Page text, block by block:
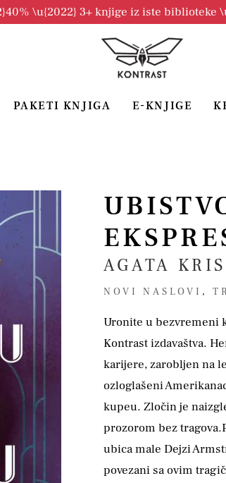
\u{2022} 3+ knjige iz iste biblioteke
PAKETI KNJIGA E-KNJIGE
AGATA
NOVI NASLOVI ,
Uronite u bezvremeni
Kontrast izdavaštva.
karijere, zarobljen na
ozloglašeni
kupeu. Zločin je
prozorom bez
ubica male Dejzi
povezani sa ovim